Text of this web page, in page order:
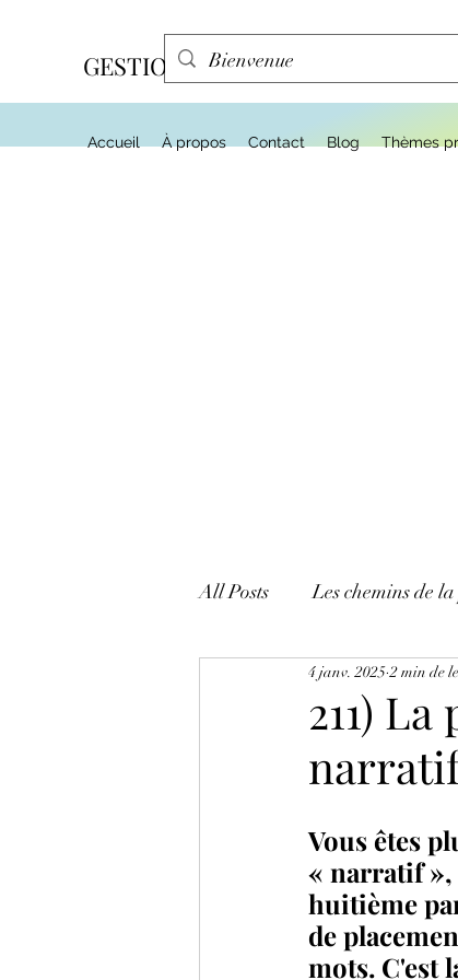
Accueil À propos Contact Blog Thèmes
GESTION EFFA
All Posts Les chemins de
Mes tactiques et mes trucs!
211)
4 janv. 2025 2 min de
Vous êtes
« narratif
huitième
de
mots. C'est